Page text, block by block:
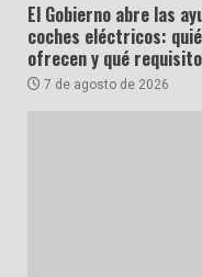
El Gobierno abre las
coches eléctricos:
ofrecen y qué
7 de agosto de 2026